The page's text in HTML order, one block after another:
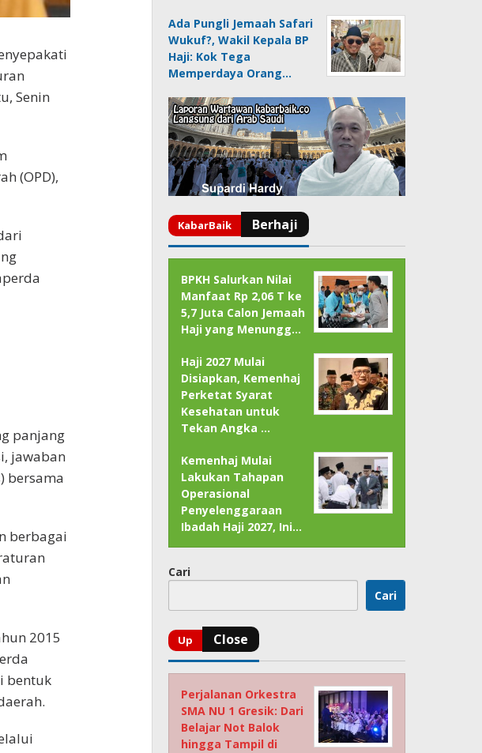
Senin
(OPD),
panjang
jawaban
bersama
berbagai
2015
bentuk
Ada Pungli Jemaah Safari
Wukuf?, Wakil Kepala BP
Haji: Kok Tega
Memperdaya Orang…
BPKH Salurkan Nilai
Manfaat Rp 2,06 T ke
5,7 Juta Calon Jemaah
Haji yang Menungg…
Haji 2027 Mulai
Disiapkan, Kemenhaj
Perketat Syarat
Kesehatan untuk
Tekan Angka …
Kemenhaj Mulai
Lakukan Tahapan
Operasional
Penyelenggaraan
Ibadah Haji 2027, Ini…
Cari
Cari
Perjalanan Orkestra
SMA NU 1 Gresik: Dari
Belajar Not Balok
hingga Tampil di